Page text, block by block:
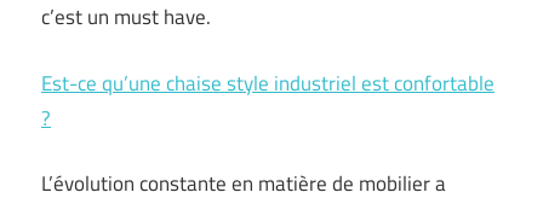
c’est un must have.
Est-ce qu’une chaise style industriel est confortable
?
L’évolution constante en matière de mobilier a